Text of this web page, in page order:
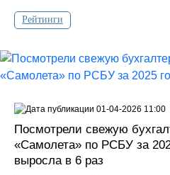
Рейтинги
Посмотрели свежую
«Самолета» по РСБУ за
выросла в 6 раз
01-04-2026 11:00